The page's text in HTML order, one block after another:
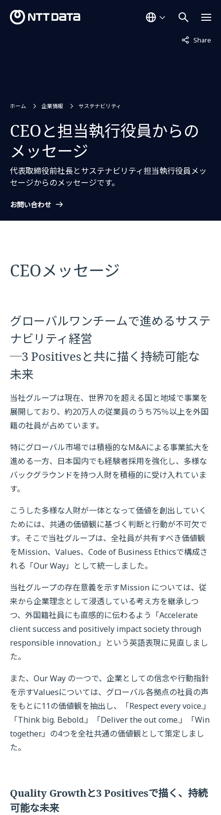
Share
非表示中
ホーム 企業情報 サステナビリティ
CEOと担当執行役員からの
メッセージ
代表取締役前社長とサステナビリティ担当執行役員メッ
セージからのメッセージです。
お問い合わせ
CEOメッセージ
グローバルワンチームで進めるサステ
ナビリティ経営
─3 Positivesと共に描く持続可能な
未来
当社グループは現在、世界70を超える国と地域で事業を
展開しており、約20万人の従業員のうち75％以上を外国
籍の社員が占めています。
特にグローバル市場では積極的なM&Aによる事業拡大を
進める一方、日本国内でも経験者採用を強化し、多様な
バックグラウンドを持つ人財を積極的に受け入れていま
す。
こうした多様な人財が一体となって価値を創出していく
ためには、共通の価値観に基づく判断と行動が不可欠で
す。そこで当社グループは、全社員が共有すべき価値観
をMission、Values、Code of Business Ethicsで構成さ
れる「Our Way」として統一しました。
当社グループの存在意義を示すMission については、従
来から企業理念として浸透している考え方を継承しつ
つ、外国籍社員にも直感的に伝わるよう「Accelerate
client success and positively impact society through
responsible innovation.」という英語表現に見直しまし
た。
また、Our Way の一つで、企業としての信念や行動指針
を示すValuesについては、グローバル各拠点の社員の声
をもとに11の価値観を抽出し、「Respect every voice.」
「Think big. Bebold.」「Deliver the out come.」「Win
together.」の4つを全社共通の価値観として策定しまし
た。
Quality Growthと3 Positivesで描く、持続
可能な未来